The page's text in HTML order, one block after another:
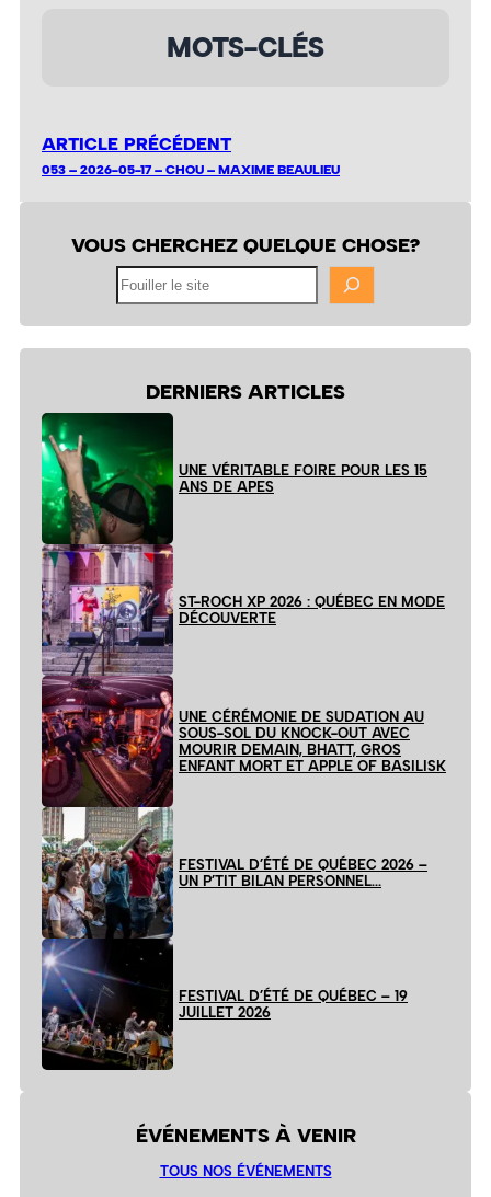
MOTS-CLÉS
ARTICLE PRÉCÉDENT
053 – 2026-05-17 – CHOU – MAXIME BEAULIEU
VOUS CHERCHEZ QUELQUE CHOSE?
DERNIERS ARTICLES
UNE VÉRITABLE FOIRE POUR LES 15
ANS DE APES
ST-ROCH XP 2026 : QUÉBEC EN MODE
DÉCOUVERTE
UNE CÉRÉMONIE DE SUDATION AU
SOUS-SOL DU KNOCK-OUT AVEC
MOURIR DEMAIN, BHATT, GROS
ENFANT MORT ET APPLE OF BASILISK
FESTIVAL D’ÉTÉ DE QUÉBEC 2026 –
UN P’TIT BILAN PERSONNEL…
FESTIVAL D’ÉTÉ DE QUÉBEC – 19
JUILLET 2026
ÉVÉNEMENTS À VENIR
TOUS NOS ÉVÉNEMENTS